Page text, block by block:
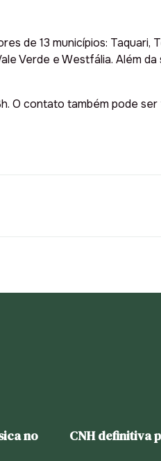
de 13 municípios: Taquari,
Verde e Westfália. Além
O contato também pode
no
CNH definitiva